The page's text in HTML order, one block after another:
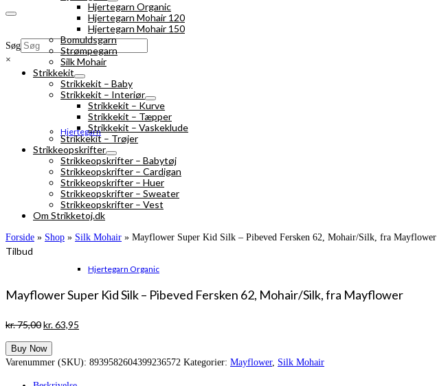
Hjertegarn
Hjertegarn Organic
Søg
×
Hjertegarn Organic
Hjertegarn Mohair 120
Hjertegarn Mohair 150
Bomuldsgarn
Strømpegarn
Silk Mohair
Strikkekit
Strikkekit – Baby
Strikkekit – Interiør
Strikkekit – Kurve
Strikkekit – Tæpper
Strikkekit – Vaskeklude
Strikkekit – Trøjer
Strikkeopskrifter
Strikkeopskrifter – Babytøj
Strikkeopskrifter – Cardigan
Strikkeopskrifter – Huer
Strikkeopskrifter – Sweater
Strikkeopskrifter – Vest
Om Strikketoj.dk
Forside » Shop » Silk Mohair » Mayflower Super Kid Silk – Pibeved Fersken 62, Mohair/Silk, fra Mayflower
Tilbud
Mayflower Super Kid Silk – Pibeved Fersken 62, Mohair/Silk, fra Mayflower
kr.75,00Den
pris
var:
kr.63,95
er:
Buy Now
Varenummer (SKU): 8939582604399236572 Kategorier: Mayflower, Silk Mohair